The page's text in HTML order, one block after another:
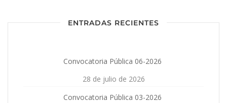
ENTRADAS RECIENTES
Convocatoria Pública 06-2026
28 de julio de 2026
Convocatoria Pública 03-2026